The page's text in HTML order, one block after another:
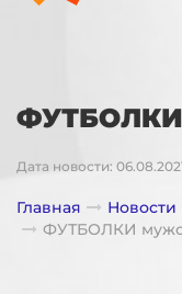
ФУТБОЛКИ
Дата новости:
Главная Новости
ФУТБОЛКИ